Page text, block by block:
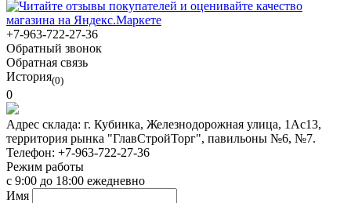
+7-963-722-27-36
Обратный звонок
Обратная связь
История(0)
0
Адрес склада: г. Кубинка, Железнодорожная улица, 1Ас13,
территория рынка "ГлавСтройТорг", павильоны №6, №7.
Телефон: +7-963-722-27-36
Режим работы
с 9:00 до 18:00 ежедневно
Имя